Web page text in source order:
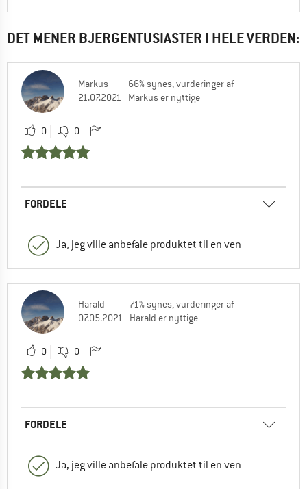
DET MENER BJERGENTUSIASTER I HELE VERDEN:
Markus
21.07.2021
66% synes, vurderinger af
Markus er nyttige
0 0
FORDELE
Ja, jeg ville anbefale produktet til en ven
Harald
07.05.2021
71% synes, vurderinger af
Harald er nyttige
0 0
FORDELE
Ja, jeg ville anbefale produktet til en ven